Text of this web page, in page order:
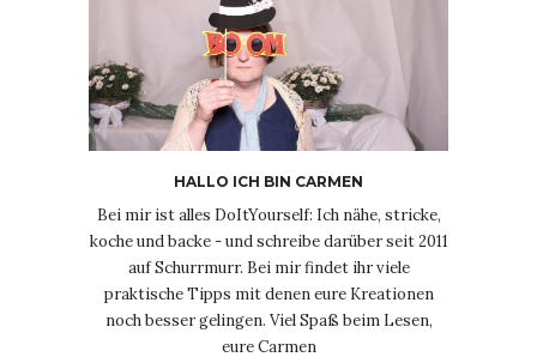
HALLO ICH BIN CARMEN
Bei mir ist alles DoItYourself: Ich nähe, stricke,
koche und backe - und schreibe darüber seit 2011
auf Schurrmurr. Bei mir findet ihr viele
praktische Tipps mit denen eure Kreationen
noch besser gelingen. Viel Spaß beim Lesen,
eure Carmen